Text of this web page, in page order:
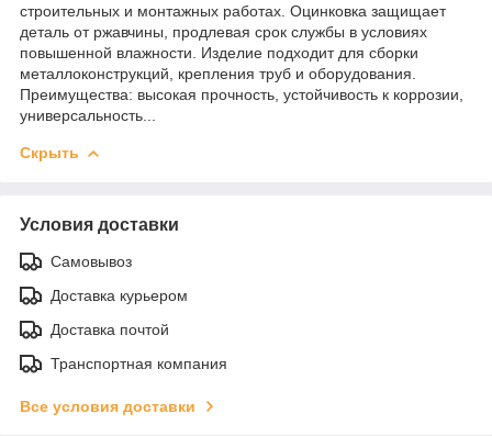
строительных и монтажных работах. Оцинковка защищает
деталь от ржавчины, продлевая срок службы в условиях
повышенной влажности. Изделие подходит для сборки
металлоконструкций, крепления труб и оборудования.
Преимущества: высокая прочность, устойчивость к коррозии,
универсальность...
Скрыть
Условия доставки
Самовывоз
Доставка курьером
Доставка почтой
Транспортная компания
Все условия доставки